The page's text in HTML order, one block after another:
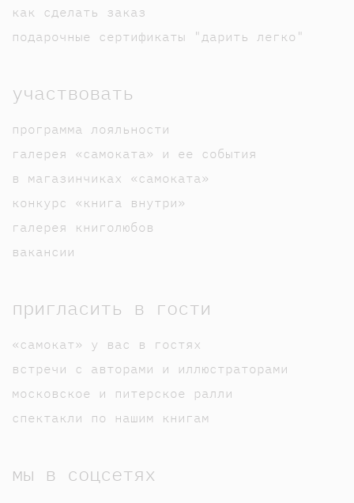
как сделать заказ
подарочные сертификаты "дарить легко"
участвовать
программа лояльности
галерея «самоката» и ее события
в магазинчиках «самоката»
конкурс «книга внутри»
галерея книголюбов
вакансии
пригласить в гости
«самокат» у вас в гостях
встречи с авторами и иллюстраторами
московское и питерское ралли
спектакли по нашим книгам
мы в соцсетях